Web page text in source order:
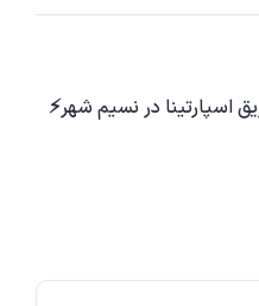
اسپارتینا در نسیم شهر⚡